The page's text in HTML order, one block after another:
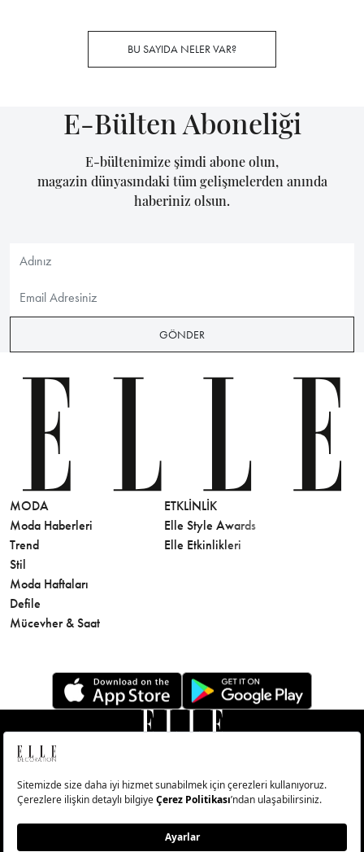
BU SAYIDA NELER VAR?
E-Bülten Aboneliği
E-bültenimize şimdi abone olun,
magazin dünyasındaki tüm gelişmelerden anında
haberiniz olsun.
GÖNDER
MODA
Moda Haberleri
Trend
Stil
Moda Haftaları
Defile
Mücevher & Saat
ETKLINLIK
Elle Style Awards
Elle Etkinlikleri
© Big Medya Teknoloji A.Ş. Altunizade Mahallesi Kuşbakışı
Caddesi No:27/1 Üsküdar/İstanbul